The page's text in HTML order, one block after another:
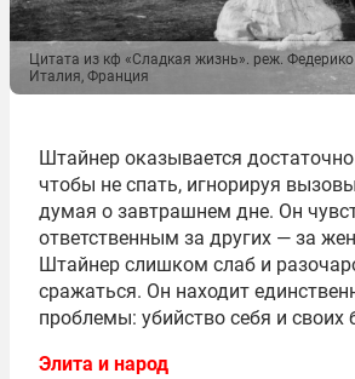
Цитата из кф «Сладкая жизнь». реж.
Италия, Франция
Штайнер оказывается
чтобы не спать, игнорируя
думая о завтрашнем дне. Он
ответственным за других — за
Штайнер слишком слаб и
сражаться. Он находит
проблемы: убийство себя и своих
Элита и народ